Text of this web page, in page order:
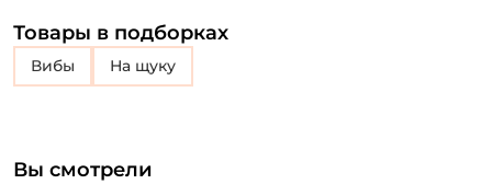
Товары в подборках
Вибы на щуку
Вы смотрели